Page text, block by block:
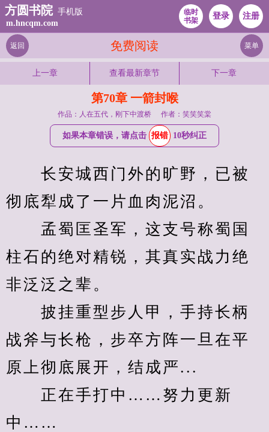
方圆书院 手机版
m.hncqm.com
临时
书架
登录 注册
免费阅读
返回 菜单
上一章 查看最新章节 下一章
第70章 一箭封喉
作品：人在五代，刚下中渡桥 作者：笑笑笑棠
如果本章错误，请点击 报错 10秒纠正
长安城西门外的旷野，已被
彻底犁成了一片血肉泥沼。
孟蜀匡圣军，这支号称蜀国
柱石的绝对精锐，其真实战力绝
非泛泛之辈。
披挂重型步人甲，手持长柄
战斧与长枪，步卒方阵一旦在平
原上彻底展开，结成严...
正在手打中……努力更新
中……